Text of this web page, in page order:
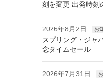
刻を変更 出発時刻
2026年8月2日 お
スプリング・ジャ
念タイムセール
2026年7月31日